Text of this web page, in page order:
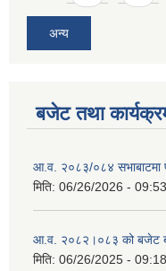
अन्य
बजेट तथा
आ.व. २०८३/०८४ सभाबाटमा
मिति: 06/26/2026 - 09:53
आ‍.व. २०८२।०८३ को बजेट
मिति: 06/26/2025 - 09:18